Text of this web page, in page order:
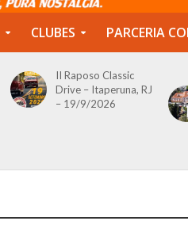
CLUBES PARCERIA
II Raposo Classic
Drive – Itaperuna, RJ
– 19/9/2026